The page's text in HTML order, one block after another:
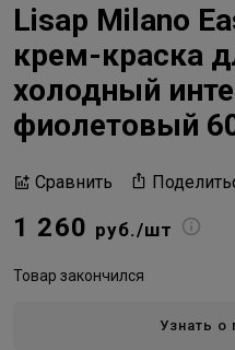
Lisap Milano
крем-краска
холодный
фиолетовый
Сравнить
1 260 руб./шт
Товар закончился
Узнать о